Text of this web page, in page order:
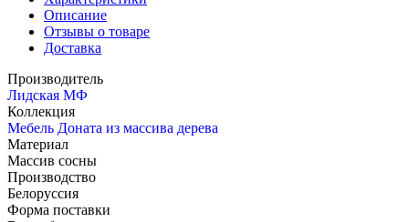
Описание
Отзывы о товаре
Доставка
Производитель
Лидская МФ
Коллекция
Мебель Доната из массива дерева
Материал
Массив сосны
Производство
Белоруссия
Форма поставки